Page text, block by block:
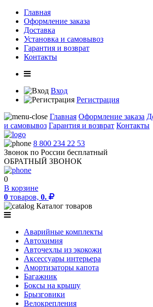
Главная
Оформление заказа
Доставка
Установка и самовывоз
Гарантия и возврат
Контакты
Вход
Регистрация
Главная Оформление заказа
и самовывоз Гарантия и возврат Контакты
8 800 234 22 53
Звонок по России бесплатный
ОБРАТНЫЙ ЗВОНОК
0
В корзине
0 товаров, 0.
Каталог товаров
Аварийные комплекты
Автохимия
Авточехлы из экокожи
Аксессуары интерьера
Амортизаторы капота
Багажник
Боксы на крышу
Брызговики
Велокрепления